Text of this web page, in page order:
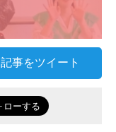
記事をツイート